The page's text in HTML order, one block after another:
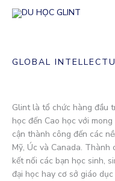
Skip
GLOBAL
Glint là tổ chức hàng đầu
học đến Cao học với
cận thành công đến các
Mỹ, Úc và Canada.
kết nối các bạn học sinh,
đại học hay cơ sở giáo